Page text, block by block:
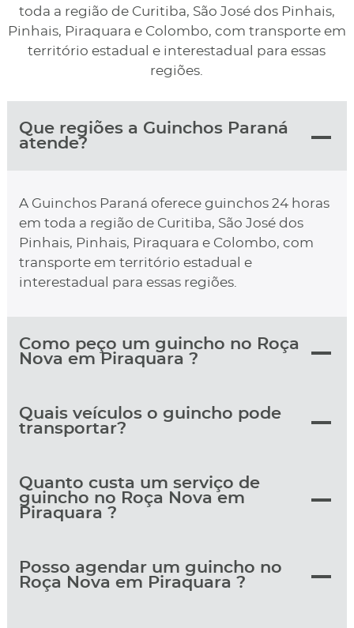
toda a região de Curitiba, São José dos Pinhais,
Pinhais, Piraquara e Colombo, com transporte em
território estadual e interestadual para essas
regiões.
Que regiões a Guinchos Paraná
atende?
A Guinchos Paraná oferece guinchos 24 horas
em toda a região de Curitiba, São José dos
Pinhais, Pinhais, Piraquara e Colombo, com
transporte em território estadual e
interestadual para essas regiões.
Como peço um guincho no Roça
Nova em Piraquara ?
Quais veículos o guincho pode
transportar?
Quanto custa um serviço de
guincho no Roça Nova em
Piraquara ?
Posso agendar um guincho no
Roça Nova em Piraquara ?